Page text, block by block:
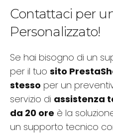
Contattaci per
Personalizzato!
Se hai bisogno di un
per il tuo sito
stesso per un
servizio di assistenza
da 20 ore è la
un supporto tecnico